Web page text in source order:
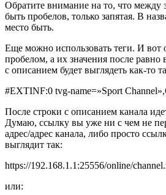
Обратите внимание на то, что между
быть пробелов, только запятая. В
место быть.
Еще можно использовать теги. И вот
пробелом, а их значения после равно
с описанием будет выглядеть как-то
#EXTINF:0 tvg-name=»Sport
После строки с описанием канала
Думаю, ссылку вы уже ни с чем не
адрес/адрес канала, либо просто
выглядит так:
https://192.168.1.1:25556/online/
или: